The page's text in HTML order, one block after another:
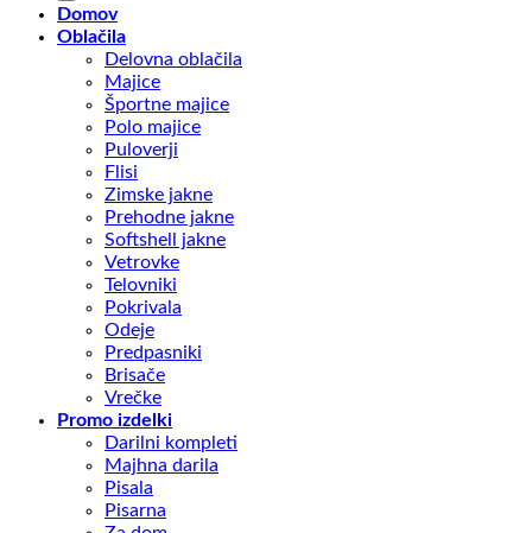
Domov
Oblačila
Delovna oblačila
Majice
Športne majice
Polo majice
Puloverji
Flisi
Zimske jakne
Prehodne jakne
Softshell jakne
Vetrovke
Telovniki
Pokrivala
Odeje
Predpasniki
Brisače
Vrečke
Promo izdelki
Darilni kompleti
Majhna darila
Pisala
Pisarna